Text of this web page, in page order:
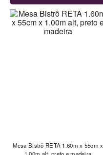
Mesa Bistrô RETA 1.60m x 55cm x